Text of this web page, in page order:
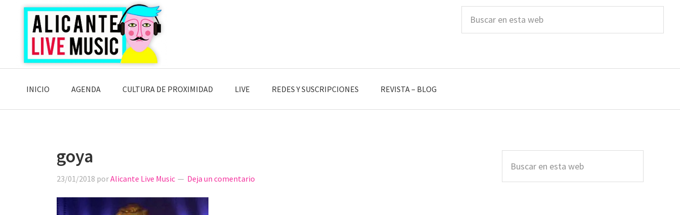
Saltar
navegación
principal
Saltar
contenido
principal
Saltar
lateral
principal
esta
INICIO AGENDA CULTURA DE PROXIMIDAD LIVE REDES Y SUSCRIPCIONES REVISTA – BLOG
goya
23/01/2018 porAlicante Live Music Deja un comentario
lateral
principal
esta